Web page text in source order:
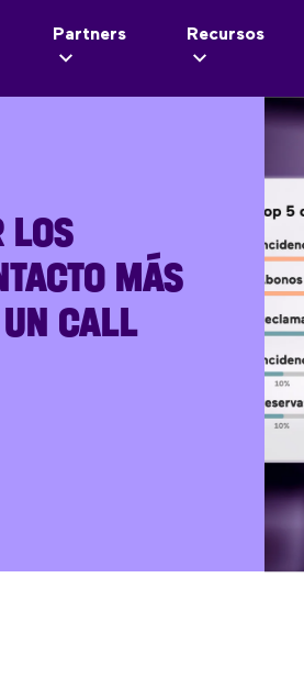
Partners Recursos
LOS
MÁS
CALL